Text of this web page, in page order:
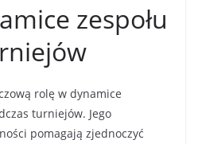
zespołu
rolę w dynamice
turniejów. Jego
pomagają zjednoczyć